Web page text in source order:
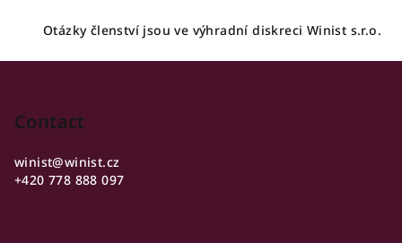
Otázky členství jsou ve výhradní diskreci Winist s.r.o.
Contact
winist@winist.cz
+420 778 888 097